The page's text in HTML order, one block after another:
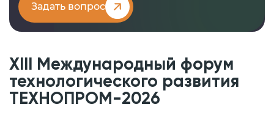
Задать вопрос
XIII Международный форум
технологического развития
ТЕХНОПРОМ-2026